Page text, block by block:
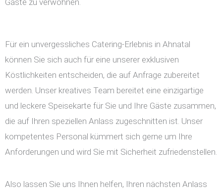
Gäste zu verwöhnen.
Für ein unvergessliches Catering-Erlebnis in Ahnatal
können Sie sich auch für eine unserer exklusiven
Köstlichkeiten entscheiden, die auf Anfrage zubereitet
werden. Unser kreatives Team bereitet eine einzigartige
und leckere Speisekarte für Sie und Ihre Gäste zusammen,
die auf Ihren speziellen Anlass zugeschnitten ist. Unser
kompetentes Personal kümmert sich gerne um Ihre
Anforderungen und wird Sie mit Sicherheit zufriedenstellen.
Also lassen Sie uns Ihnen helfen, Ihren nächsten Anlass